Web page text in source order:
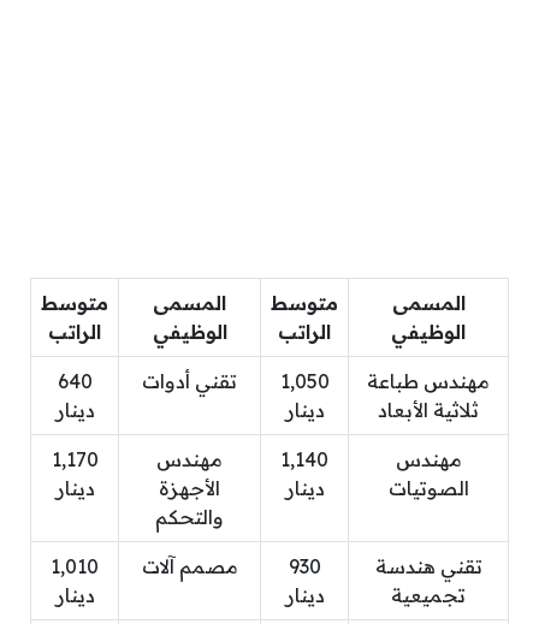
المسمى
الوظيفي
متوسط
الراتب
المسمى
الوظيفي
متوسط
الراتب
مهندس طباعة
ثلاثية الأبعاد
1,050
دينار
تقني أدوات
640
دينار
مهندس
الصوتيات
1,140
دينار
مهندس
الأجهزة
والتحكم
1,170
دينار
تقني هندسة
تجميعية
930
دينار
مصمم آلات
1,010
دينار